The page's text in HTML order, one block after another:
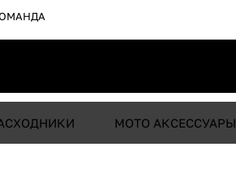
МОТО АКСЕССУАРЫ